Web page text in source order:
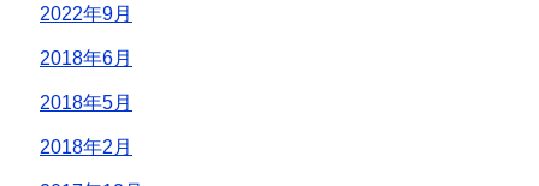
2022年9月
2018年6月
2018年5月
2018年2月